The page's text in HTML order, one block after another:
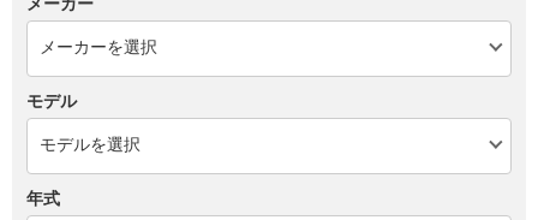
モデル
年式